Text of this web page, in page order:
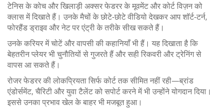
टेनिस के कोच और खिलाड़ी अक्सर फेडरर के मूवमेंट और कोर्ट विज़न को
क्लास में दिखाते हैं। उनके मैचों के छोटे‑छोटे वीडियो देखकर आप शॉर्ट‑टर्न,
फोरहैंड ड्राइव और नेट पर एंट्री के तरीके सीख सकते हैं।
उनके करियर में चोटें और वापसी की कहानियाँ भी हैं। यह दिखाता है कि
बेहतरीन प्लेयर भी चुनौतियों से गुजरते हैं और सही रिकवरी और ट्रेनिंग से
वापस आ सकते हैं।
रोजर फेडरर की लोकप्रियता सिर्फ कोर्ट तक सीमित नहीं रही—ब्रांड
एंडोर्समेंट, चैरिटी और युवा टैलेंट को सपोर्ट करने में भी उन्होंने योगदान दिया।
इससे उनका प्रभाव खेल के बाहर भी मजबूत हुआ।